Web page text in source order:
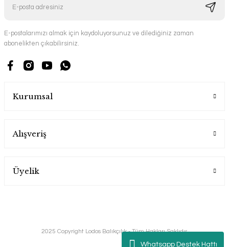
Whatsapp Destek Hattı
E-postalarımızı almak için kaydoluyorsunuz ve dilediğiniz zaman
abonelikten çıkabilirsiniz.
Kurumsal
Alışveriş
Üyelik
2025 Copyright Lodos Balıkçılık - Tüm Hakları Saklıdır.